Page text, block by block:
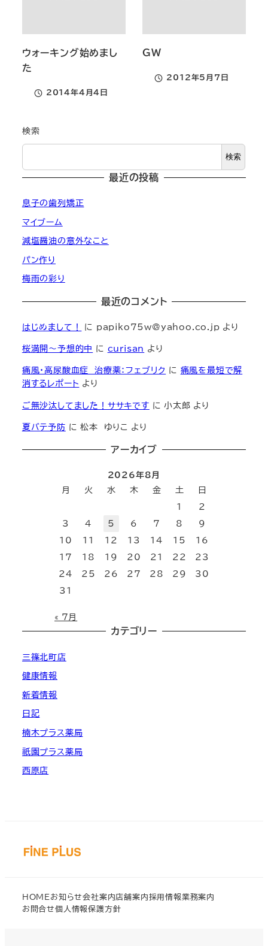
ウォーキング始めまし
た
投稿日
2014年4月4日
GW
投稿日
2012年5月7日
検索
検索
最近の投稿
息子の歯列矯正
マイブーム
減塩醤油の意外なこと
パン作り
梅雨の彩り
最近のコメント
はじめまして！ に papiko75w@yahoo.co.jp より
桜満開～予想的中 に curisan より
痛風・高尿酸血症 治療薬：フェブリク に 痛風を最短で解
消するレポート より
ご無沙汰してました！ササキです に小太郎 より
夏バテ予防 に松本 ゆりこ より
アーカイブ
2026年8月
月
火 水 木 金 土
日
1
2
3
4 5 6 7 8
9
10
11 12 13 14 15
16
17
18 19 20 21 22
23
24
25 26 27 28 29
30
31
« 7月
カテゴリー
三篠北町店
健康情報
新着情報
日記
楠木プラス薬局
祇園プラス薬局
西原店
HOMEお知らせ会社案内店舗案内採用情報業務案内
お問合せ個人情報保護方針